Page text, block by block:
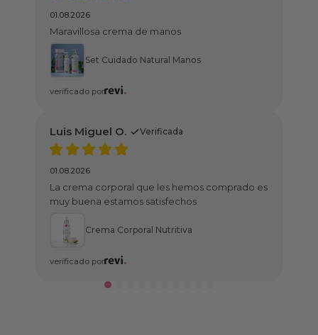
de manos
Natural Manos
Verificada
que les hemos comprado es
satisfechos
Nutritiva